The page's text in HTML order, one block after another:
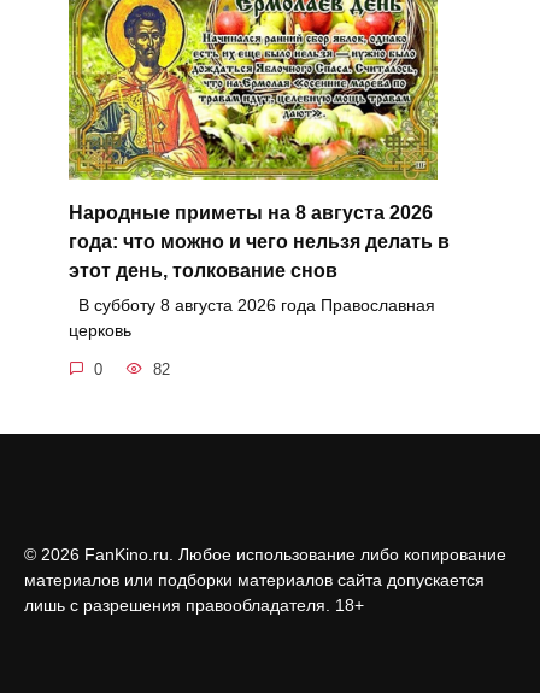
Народные приметы на 8 августа 2026
года: что можно и чего нельзя делать в
этот день, толкование снов
В субботу 8 августа 2026 года Православная
церковь
0 82
© 2026 FanKino.ru. Любое использование либо копирование
материалов или подборки материалов сайта допускается
лишь с разрешения правообладателя. 18+